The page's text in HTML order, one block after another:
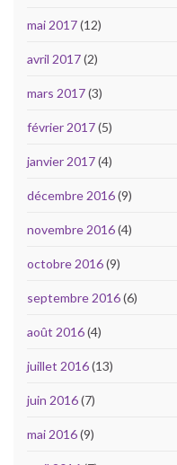
mai 2017(12)
avril 2017(2)
mars 2017(3)
février 2017(5)
janvier 2017(4)
décembre 2016(9)
novembre 2016(4)
octobre 2016(9)
septembre 2016(6)
août 2016(4)
juillet 2016(13)
juin 2016(7)
mai 2016(9)